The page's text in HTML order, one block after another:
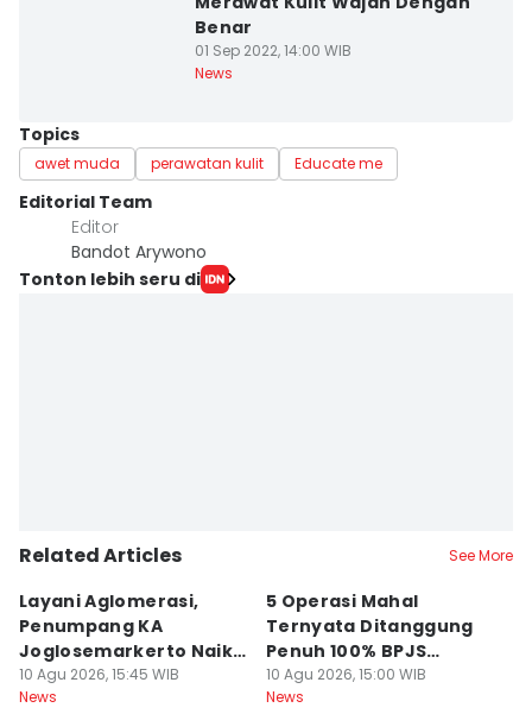
Benar
01 Sep 2022, 14:00 WIB
News
Topics
awet muda perawatan kulit Educate me
Editorial Team
Editor
Bandot Arywono
Tonton lebih seru di
Related Articles See More
Layani Aglomerasi,
Penumpang KA
Joglosemarkerto Naik
10,29 Persen
10 Agu 2026, 15:45 WIB
News
5 Operasi Mahal
Ternyata Ditanggung
Penuh 100% BPJS
Kesehatan, Termasuk
Pasang Ring Jantung
10 Agu 2026, 15:00 WIB
News